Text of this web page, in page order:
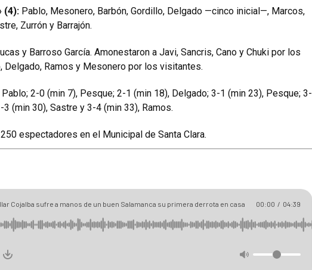
(4): Pablo, Mesonero, Barbón, Gordillo, Delgado —cinco inicial—, Marcos,
Zurrón y Barrajón.
y Barroso García. Amonestaron a Javi, Sancris, Cano y Chuki por los
Delgado, Ramos y Mesonero por los visitantes.
2-0 (min 7), Pesque; 2-1 (min 18), Delgado; 3-1 (min 23), Pesque; 3-
3 (min 30), Sastre y 3-4 (min 33), Ramos.
espectadores en el Municipal de Santa Clara.
Cojalba sufre a manos de un buen Salamanca su primera derrota en casa 00:00 / 04:39